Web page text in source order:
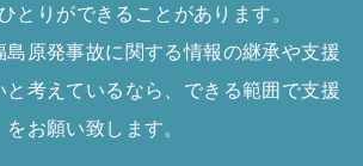
とりができることがあります。
島原発事故に関する情報の継承や支援
と考えているなら、できる範囲で支援
をお願い致します。